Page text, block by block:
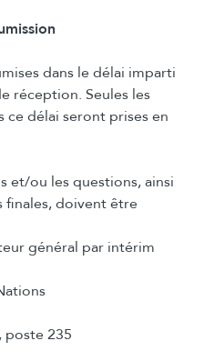
dans le délai imparti
réception. Seules les
ce délai seront prises en
et/ou les questions, ainsi
doivent être
général par intérim
poste 235